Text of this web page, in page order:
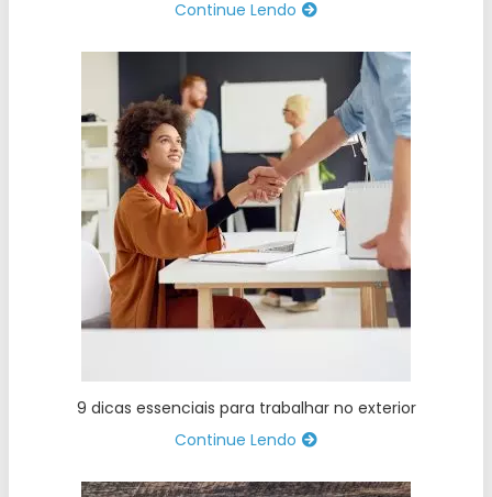
Continue Lendo
9 dicas essenciais para trabalhar no exterior
Continue Lendo